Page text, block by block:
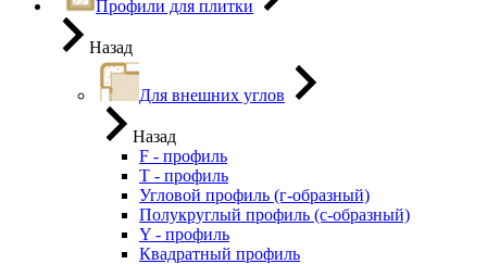
Профили для плитки
Назад
Для внешних углов
Назад
F - профиль
Т - профиль
Угловой профиль (г-образный)
Полукруглый профиль (с-образный)
Y - профиль
Квадратный профиль